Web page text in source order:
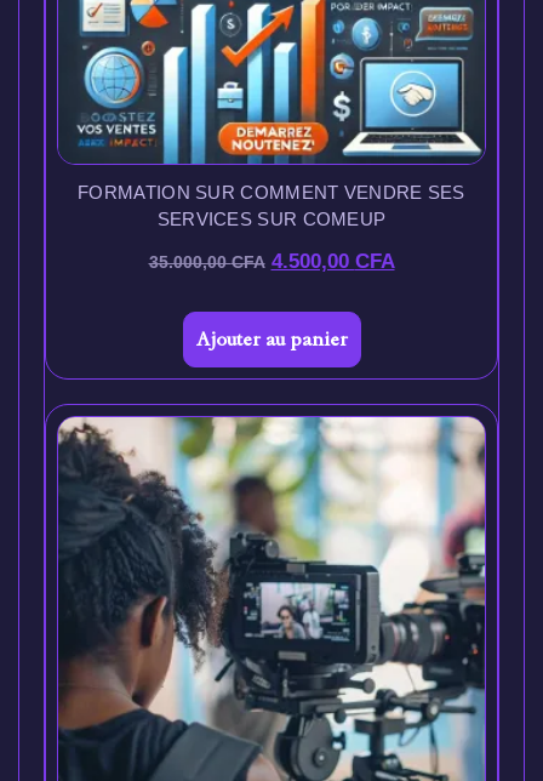
FORMATION SUR COMMENT VENDRE SES
SERVICES SUR COMEUP
35.000,00CFA 4.500,00 CFA
Ajouter au panier